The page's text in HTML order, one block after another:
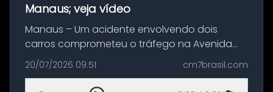
Manaus; veja vídeo
Manaus – Um acidente envolvendo dois
carros comprometeu o tráfego na Avenida
Brasil durante a manhã desta segunda-feira
(20), em frente ao complexo da Prefeitura de
Manaus, na Zona Oeste. A batida ter...
20/07/2026 09:51 cm7brasil.com